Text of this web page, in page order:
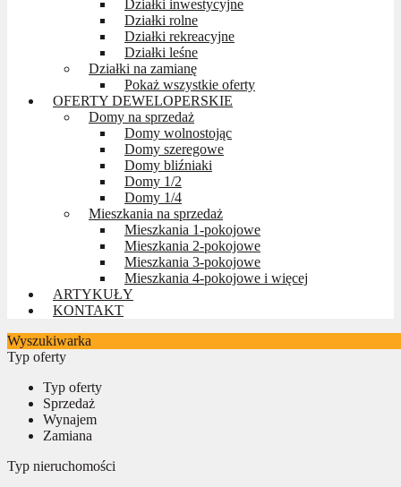
Działki inwestycyjne
Działki rolne
Działki rekreacyjne
Działki leśne
Działki na zamianę
Pokaż wszystkie oferty
OFERTY DEWELOPERSKIE
Domy na sprzedaż
Domy wolnostojąc
Domy szeregowe
Domy bliźniaki
Domy 1/2
Domy 1/4
Mieszkania na sprzedaż
Mieszkania 1-pokojowe
Mieszkania 2-pokojowe
Mieszkania 3-pokojowe
Mieszkania 4-pokojowe i więcej
ARTYKUŁY
KONTAKT
Wyszukiwarka
Typ oferty
Typ oferty
Sprzedaż
Wynajem
Zamiana
Typ nieruchomości